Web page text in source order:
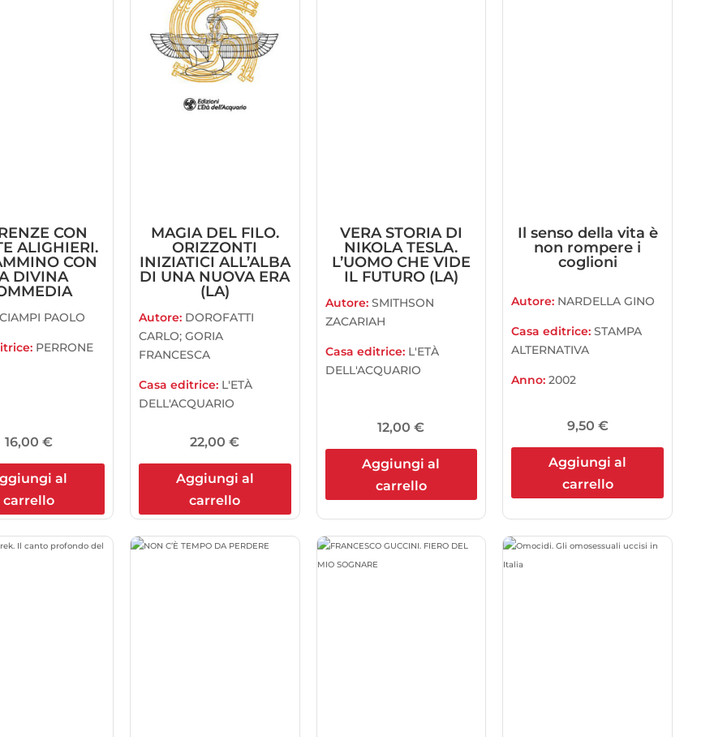
CON
ALIGHIERI.
CON
DIVINA
PAOLO
PERRONE
16,00 €
al
carrello
MAGIA DEL FILO.
ORIZZONTI
INIZIATICI ALL’ALBA
DI UNA NUOVA ERA
(LA)
Autore: DOROFATTI
CARLO; GORIA
FRANCESCA
Casa editrice: L'ETÀ
DELL'ACQUARIO
22,00€
Aggiungi al
carrello
VERA STORIA DI
NIKOLA TESLA.
L’UOMO CHE VIDE
IL FUTURO (LA)
Autore: SMITHSON
ZACARIAH
Casa editrice: L'ETÀ
DELL'ACQUARIO
12,00€
Aggiungi al
carrello
Il senso della vita è
non rompere i
coglioni
Autore: NARDELLA GINO
Casa editrice:STAMPA
ALTERNATIVA
Anno:2002
9,50 €
Aggiungi al
carrello